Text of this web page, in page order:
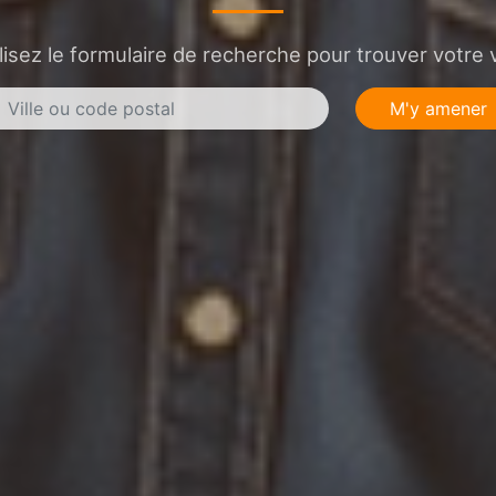
le formulaire de recherche pour trouver votre
M'y amener